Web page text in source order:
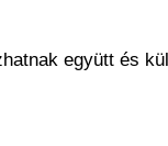
együtt és